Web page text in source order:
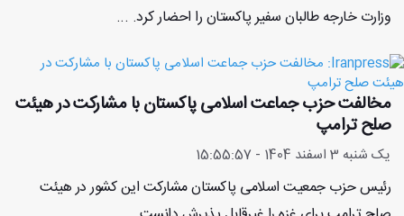
وزارت خارجه طالبان سفیر پاکستان را احضار کرد. ...
مخالفت حزب جماعت اسلامی پاکستان با مشارکت در هیئت
صلح ترامپ
یک شنبه 3 اسفند 1404 - 15:55:57
رئیس حزب جمعیت اسلامی پاکستان مشارکت این کشور در هیئت